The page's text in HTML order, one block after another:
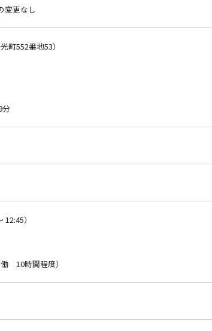
変更なし
町552番地53）
分
）
10時間程度）